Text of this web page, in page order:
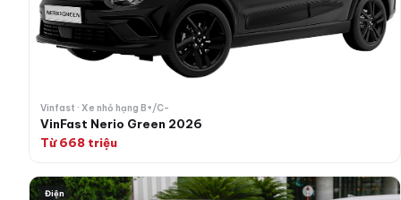
Vinfast · Xe nhỏ hạng B+/C-
VinFast Nerio Green 2026
Từ 668 triệu
VinFast VF 3 2026
Điện